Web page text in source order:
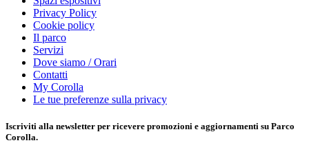
Privacy Policy
Cookie policy
Il parco
Servizi
Dove siamo / Orari
Contatti
My Corolla
Le tue preferenze sulla privacy
Iscriviti alla newsletter per ricevere promozioni e aggiornamenti su Parco
Corolla.